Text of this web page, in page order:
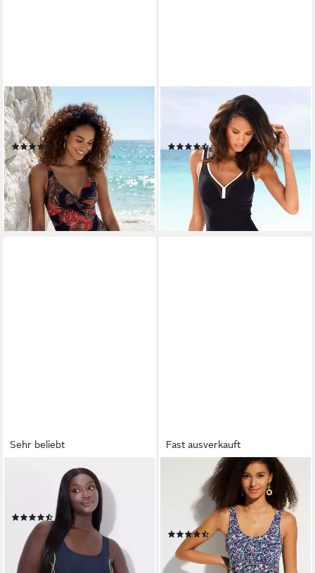
LASCANA
Badeanzug mit Bügel und
Shaping-Effekt
(106)
ab 74,99 € 84,99 €
-12%
lieferbar - in 1-2 Werktagen bei dir
Badeanzug mit Mesh-Einsatz
und Shaping-Effekt
(224)
ab 64,99 € 75,99 €
lieferbar - in 1-2 Werktagen bei dir
Sehr beliebt
ULLA POPKEN
Badeanzug Badeanzug Pipings
Unterbrustband Vorderfutter
(237)
29,99 €
lieferbar - in 2-3 Werktagen bei dir
Fast ausverkauft
Badeanzug (1-St) sportlicher
Stil, Tankini-Optik, mit
Elasthan-Anteil
(12)
35,99 € UVP39,99 €
-10%